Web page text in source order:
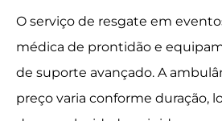
O serviço de resgate em
médica de prontidão e
de suporte avançado. A
preço varia conforme duração,